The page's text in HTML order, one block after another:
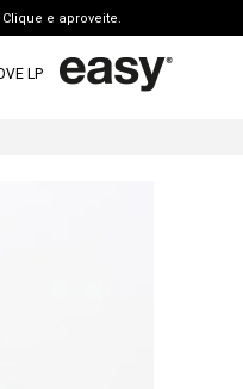
Clique e aproveite.
exclusivos. CONSULTAR >
APROVEITAR >
LP